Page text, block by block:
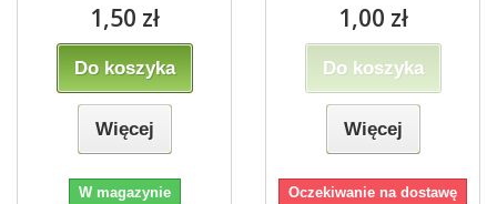
1,50 zł
Do koszyka
Więcej
W magazynie
1,00 zł
Do koszyka
Więcej
Oczekiwanie na dostawę